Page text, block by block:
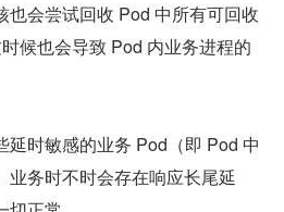
也会尝试回收 Pod 中所有可回收
候也会导致 Pod 内业务进程的
延时敏感的业务 Pod（即 Pod 中
业务时不时会存在响应长尾延